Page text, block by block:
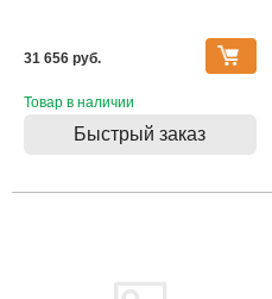
31 656 pуб.
Товар в наличии
Быстрый заказ